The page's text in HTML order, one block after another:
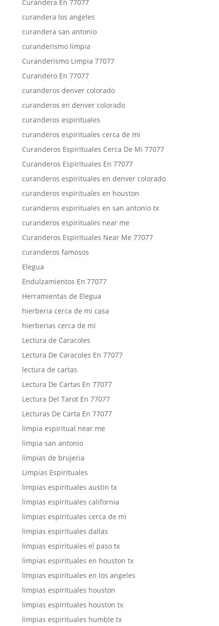
Curandera En 77077
curandera los angeles
curandera san antonio
curanderismo limpia
Curanderismo Limpia 77077
Curandero En 77077
curanderos denver colorado
curanderos en denver colorado
curanderos espirituales
curanderos espirituales cerca de mi
Curanderos Espirituales Cerca De Mi 77077
Curanderos Espirituales En 77077
curanderos espirituales en denver colorado
curanderos espirituales en houston
curanderos espirituales en san antonio tx
curanderos espirituales near me
Curanderos Espirituales Near Me 77077
curanderos famosos
Elegua
Endulzamientos En 77077
Herramientas de Elegua
hierberia cerca de mi casa
hierberias cerca de mi
Lectura de Caracoles
Lectura De Caracoles En 77077
lectura de cartas
Lectura De Cartas En 77077
Lectura Del Tarot En 77077
Lecturas De Carta En 77077
limpia espiritual near me
limpia san antonio
limpias de brujeria
Limpias Espirituales
limpias espirituales austin tx
limpias espirituales california
limpias espirituales cerca de mi
limpias espirituales dallas
limpias espirituales el paso tx
limpias espirituales en houston tx
limpias espirituales en los angeles
limpias espirituales houston
limpias espirituales houston tx
limpias espirituales humble tx